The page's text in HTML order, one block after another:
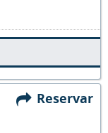
Reservar